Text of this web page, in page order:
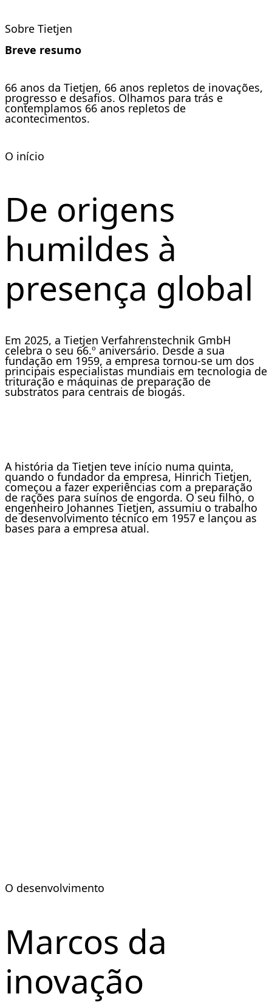
Sobre Tietjen
Breve resumo
66 anos da Tietjen, 66 anos repletos de inovações,
progresso e desafios. Olhamos para trás e
contemplamos 66 anos repletos de
acontecimentos.
O início
De origens
humildes à
presença global
Em 2025, a Tietjen Verfahrenstechnik GmbH
celebra o seu 66.º aniversário. Desde a sua
fundação em 1959, a empresa tornou-se um dos
principais especialistas mundiais em tecnologia de
trituração e máquinas de preparação de
substratos para centrais de biogás.
A história da Tietjen teve início numa quinta,
quando o fundador da empresa, Hinrich Tietjen,
começou a fazer experiências com a preparação
de rações para suínos de engorda. O seu filho, o
engenheiro Johannes Tietjen, assumiu o trabalho
de desenvolvimento técnico em 1957 e lançou as
bases para a empresa atual.
O desenvolvimento
Marcos da
inovação